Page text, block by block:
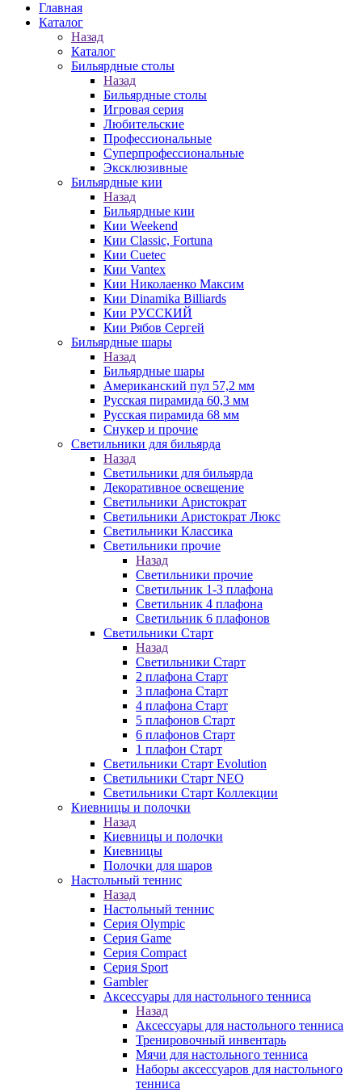
Главная
Каталог
Назад
Каталог
Бильярдные столы
Назад
Бильярдные столы
Игровая серия
Любительские
Профессиональные
Суперпрофессиональные
Эксклюзивные
Бильярдные кии
Назад
Бильярдные кии
Кии Weekend
Кии Classic, Fortuna
Кии Cuetec
Кии Vantex
Кии Николаенко Максим
Кии Dinamika Billiards
Кии РУССКИЙ
Кии Рябов Сергей
Бильярдные шары
Назад
Бильярдные шары
Американский пул 57,2 мм
Русская пирамида 60,3 мм
Русская пирамида 68 мм
Снукер и прочие
Светильники для бильярда
Назад
Светильники для бильярда
Декоративное освещение
Светильники Аристократ
Светильники Аристократ Люкс
Светильники Классика
Светильники прочие
Назад
Светильники прочие
Светильник 1-3 плафона
Светильник 4 плафона
Светильник 6 плафонов
Светильники Старт
Назад
Светильники Старт
2 плафона Старт
3 плафона Старт
4 плафона Старт
5 плафонов Старт
6 плафонов Старт
1 плафон Старт
Светильники Старт Evolution
Светильники Старт NEO
Светильники Старт Коллекции
Киевницы и полочки
Назад
Киевницы и полочки
Киевницы
Полочки для шаров
Настольный теннис
Назад
Настольный теннис
Серия Olympic
Серия Game
Серия Compact
Серия Sport
Gambler
Аксессуары для настольного тенниса
Назад
Аксессуары для настольного тенниса
Тренировочный инвентарь
Мячи для настольного тенниса
Наборы аксессуаров для настольного
тенниса